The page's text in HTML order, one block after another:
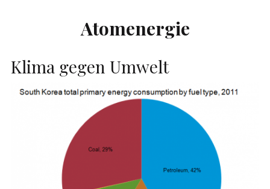
Atomenergie
Klima gegen Umwelt